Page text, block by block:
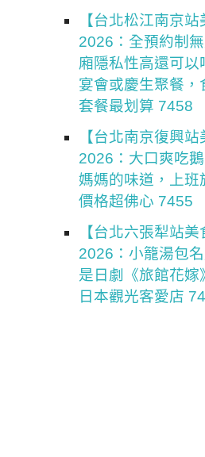
【台北松江南京
2026：全預約制
廂隱私性高還可以
宴會或慶生聚餐，
套餐最划算 7458
【台北南京復興
2026：大口爽吃
媽媽的味道，上班
價格超佛心 7455
【台北六張犁站
2026：小籠湯包
是日劇《旅館花嫁
日本觀光客愛店